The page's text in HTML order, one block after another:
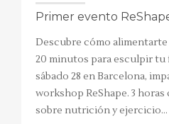
Primer evento
Descubre cómo
20 minutos para esculpir
sábado 28 en Barcelona,
workshop ReShape. 3
sobre nutrición y ejercicio…